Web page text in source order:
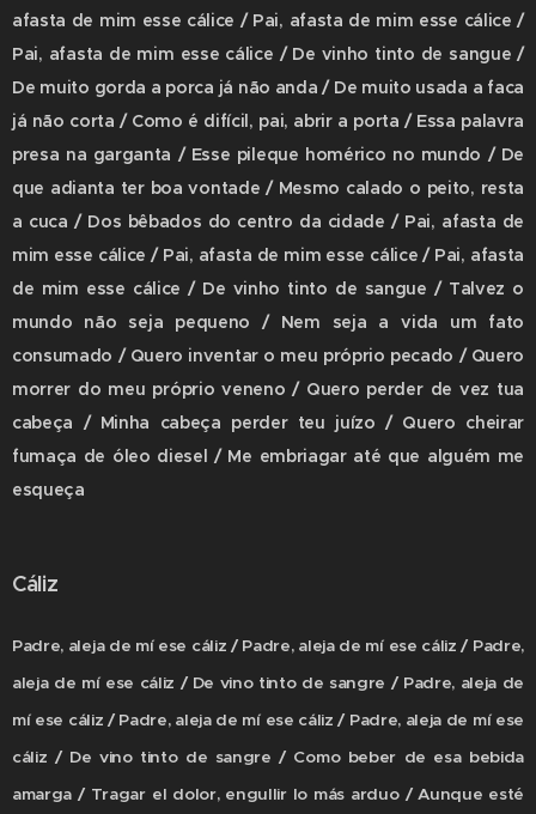
afasta de mim esse cálice / Pai, afasta de mim esse cálice /
Pai, afasta de mim esse cálice / De vinho tinto de sangue /
De muito gorda a porca já não anda / De muito usada a faca
já não corta / Como é difícil, pai, abrir a porta / Essa palavra
presa na garganta / Esse pileque homérico no mundo / De
que adianta ter boa vontade / Mesmo calado o peito, resta
a cuca / Dos bêbados do centro da cidade / Pai, afasta de
mim esse cálice / Pai, afasta de mim esse cálice / Pai, afasta
de mim esse cálice / De vinho tinto de sangue / Talvez o
mundo não seja pequeno / Nem seja a vida um fato
consumado / Quero inventar o meu próprio pecado / Quero
morrer do meu próprio veneno / Quero perder de vez tua
cabeça / Minha cabeça perder teu juízo / Quero cheirar
fumaça de óleo diesel / Me embriagar até que alguém me
esqueça
Cáliz
Padre, aleja de mí ese cáliz / Padre, aleja de mí ese cáliz / Padre,
aleja de mí ese cáliz / De vino tinto de sangre / Padre, aleja de
mí ese cáliz / Padre, aleja de mí ese cáliz / Padre, aleja de mí ese
cáliz / De vino tinto de sangre / Como beber de esa bebida
amarga / Tragar el dolor, engullir lo más arduo / Aunque esté